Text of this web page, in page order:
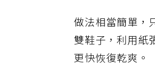
做法相當簡單，
雙鞋子，利用紙
更快恢復乾爽。